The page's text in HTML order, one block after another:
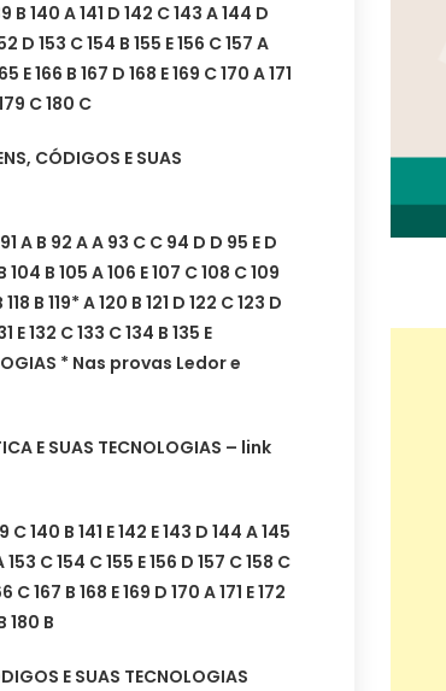
B 140 A 141 D 142 C 143 A 144 D
D 153 C 154 B 155 E 156 C 157 A
E 166 B 167 D 168 E 169 C 170 A 171
C 180 C
CÓDIGOS E SUAS
A B 92 A A 93 C C 94 D D 95 E D
104 B 105 A 106 E 107 C 108 C 109
118 B 119* A 120 B 121 D 122 C 123 D
E 132 C 133 C 134 B 135 E
* Nas provas Ledor e
E SUAS TECNOLOGIAS – link
140 B 141 E 142 E 143 D 144 A 145
C 154 C 155 E 156 D 157 C 158 C
C 167 B 168 E 169 D 170 A 171 E 172
180 B
E SUAS TECNOLOGIAS